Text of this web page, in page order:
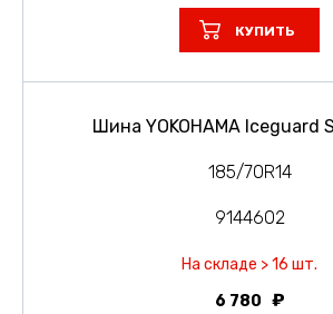
КУПИТЬ
Шина YOKOHAMA Iceguard
185/70R14
9144602
На складе > 16 шт.
6 780